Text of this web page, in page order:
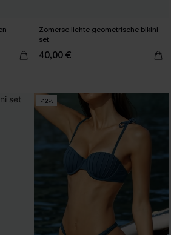
Zomerse lichte geometrische bikini
set
40,00 €
-12%